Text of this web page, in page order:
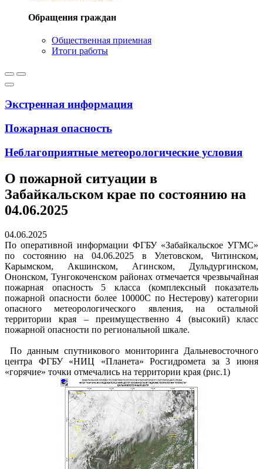
Обращения граждан
Общественная приемная
Итоги работы
Экстренная информация
Пожарная опасность
Неблагоприятные метеорологические условия
О пожарной ситуации в
Забайкальском крае по состоянию на
04.06.2025
04.06.2025
По оперативной информации ФГБУ «Забайкальское УГМС»
по состоянию на 04.06.2025 в Улетовском, Читинском,
Карымском, Акшинском, Агинском, Дульдургинском,
Ононском, Тунгокоченском районах отмечается чрезвычайная
пожарная опасность 5 класса (комплексный показатель
пожарной опасности более 10000С по Нестерову) категории
опасного метеорологического явления, на остальной
территории края – преимущественно 4 (высокий) класс
пожарной опасности по региональной шкале.
По данным спутникового мониторинга Дальневосточного
центра ФГБУ «НИЦ «Планета» Росгидромета за 3 июня
«горячие» точки отмечались на территории края (рис.1)